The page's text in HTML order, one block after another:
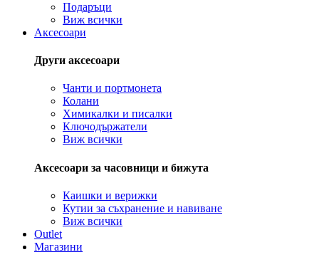
Подаръци
Виж всички
Аксесоари
Други аксесоари
Чанти и портмонета
Колани
Химикалки и писалки
Ключодържатели
Виж всички
Аксесоари за часовници и бижута
Каишки и верижки
Кутии за съхранение и навиване
Виж всички
Outlet
Магазини